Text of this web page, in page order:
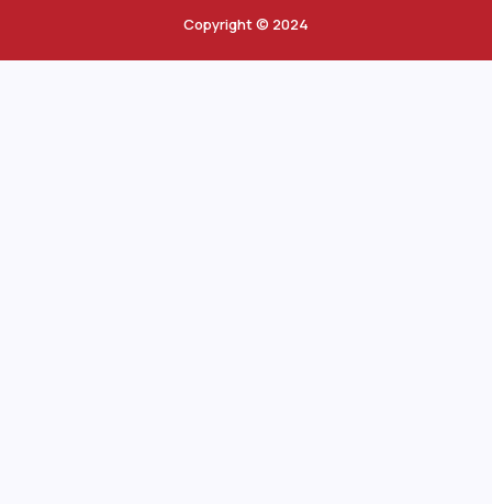
Copyright © 2024